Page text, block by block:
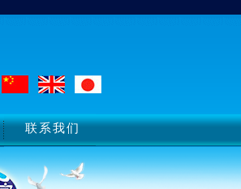
联系我们